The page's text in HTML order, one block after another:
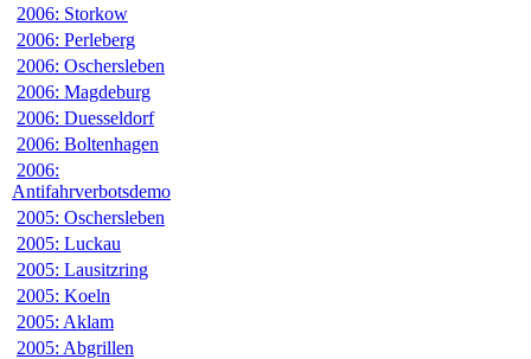
2006: Storkow
2006: Perleberg
2006: Oschersleben
2006: Magdeburg
2006: Duesseldorf
2006: Boltenhagen
2006:
Antifahrverbotsdemo
2005: Oschersleben
2005: Luckau
2005: Lausitzring
2005: Koeln
2005: Aklam
2005: Abgrillen